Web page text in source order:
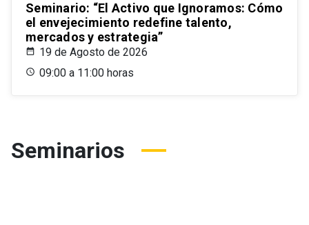
Seminario: “El Activo que Ignoramos: Cómo
el envejecimiento redefine talento,
mercados y estrategia”
19 de Agosto de 2026
09:00 a 11:00 horas
Seminarios